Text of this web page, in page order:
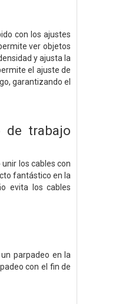
con los ajustes
ver objetos
y ajusta la
el ajuste de
garantizando el
de trabajo
los cables con
fantástico en la
evita los cables
parpadeo en la
con el fin de